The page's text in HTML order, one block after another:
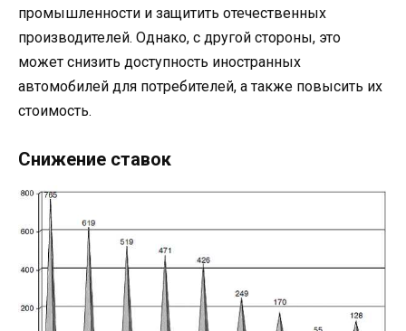
промышленности и защитить отечественных
производителей. Однако, с другой стороны, это
может снизить доступность иностранных
автомобилей для потребителей, а также повысить их
стоимость.
Снижение ставок